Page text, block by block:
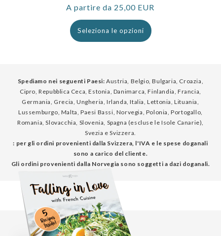
Prezzo
normale
A partire da 25,00 EUR
Seleziona le opzioni
Spediamo nei seguenti Paesi: Austria, Belgio, Bulgaria, Croazia,
Cipro, Repubblica Ceca, Estonia, Danimarca, Finlandia, Francia,
Germania, Grecia, Ungheria, Irlanda, Italia, Lettonia, Lituania,
Lussemburgo, Malta, Paesi Bassi, Norvegia, Polonia, Portogallo,
Romania, Slovacchia, Slovenia, Spagna (escluse le Isole Canarie),
Svezia e Svizzera.
: per gli ordini provenienti dalla Svizzera, l'IVA e le spese doganali
sono a carico del cliente.
Gli ordini provenienti dalla Norvegia sono soggetti a dazi doganali.